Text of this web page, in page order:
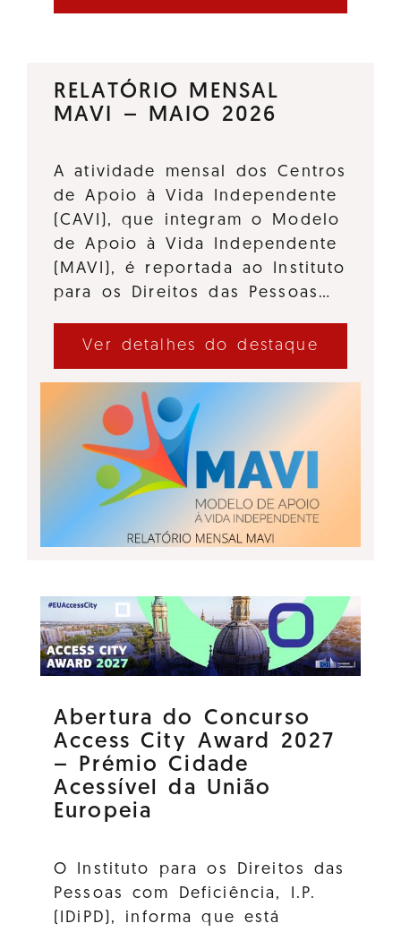
RELATÓRIO MENSAL
MAVI – MAIO 2026
A atividade mensal dos Centros
de Apoio à Vida Independente
(CAVI), que integram o Modelo
de Apoio à Vida Independente
(MAVI), é reportada ao Instituto
para os Direitos das Pessoas…
Ver detalhes do destaque
Abertura do Concurso
Access City Award 2027
– Prémio Cidade
Acessível da União
Europeia
O Instituto para os Direitos das
Pessoas com Deficiência, I.P.
(IDiPD), informa que está